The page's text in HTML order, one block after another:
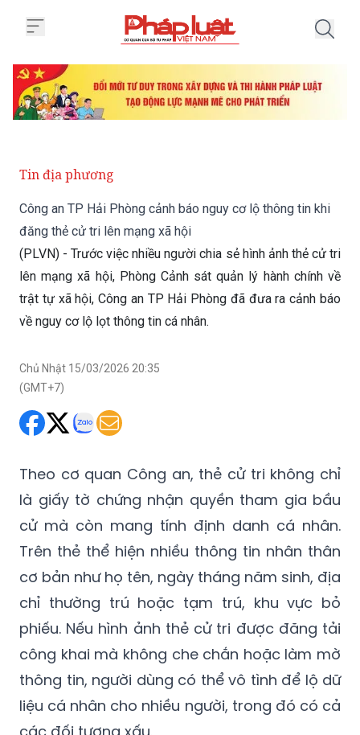
Tin địa phương
Công an TP Hải Phòng cảnh báo nguy cơ lộ thông tin khi
đăng thẻ cử tri lên mạng xã hội
(PLVN) - Trước việc nhiều người chia sẻ hình ảnh thẻ cử tri
lên mạng xã hội, Phòng Cảnh sát quản lý hành chính về
trật tự xã hội, Công an TP Hải Phòng đã đưa ra cảnh báo
về nguy cơ lộ lọt thông tin cá nhân.
Chủ Nhật 15/03/2026 20:35
(GMT+7)
Theo cơ quan Công an, thẻ cử tri không chỉ
là giấy tờ chứng nhận quyền tham gia bầu
cử mà còn mang tính định danh cá nhân.
Trên thẻ thể hiện nhiều thông tin nhân thân
cơ bản như họ tên, ngày tháng năm sinh, địa
chỉ thường trú hoặc tạm trú, khu vực bỏ
phiếu. Nếu hình ảnh thẻ cử tri được đăng tải
công khai mà không che chắn hoặc làm mờ
thông tin, người dùng có thể vô tình để lộ dữ
liệu cá nhân cho nhiều người, trong đó có cả